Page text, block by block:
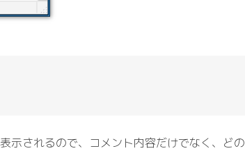
示されるので、コメント内容だけでなく、どの